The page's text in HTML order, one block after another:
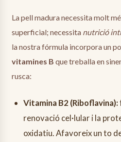
La pell madura necessita molt
superficial; necessita nutrició
la nostra fórmula incorpora un
vitamines B que treballa en
rusca:
Vitamina B2 (Riboflavina):
renovació cel·lular i la
oxidatiu. Afavoreix un to